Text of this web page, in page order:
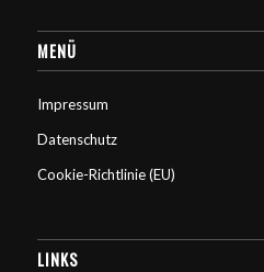
MENÜ
Impressum
Datenschutz
Cookie-Richtlinie (EU)
LINKS